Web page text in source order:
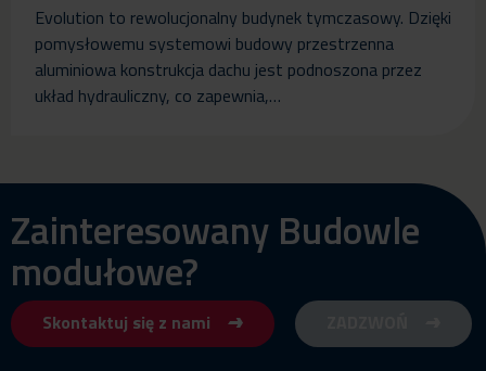
Evolution to rewolucjonalny budynek tymczasowy. Dzięki
pomysłowemu systemowi budowy przestrzenna
aluminiowa konstrukcja dachu jest podnoszona przez
układ hydrauliczny, co zapewnia,…
Zainteresowany Budowle
modułowe?
Skontaktuj się z nami